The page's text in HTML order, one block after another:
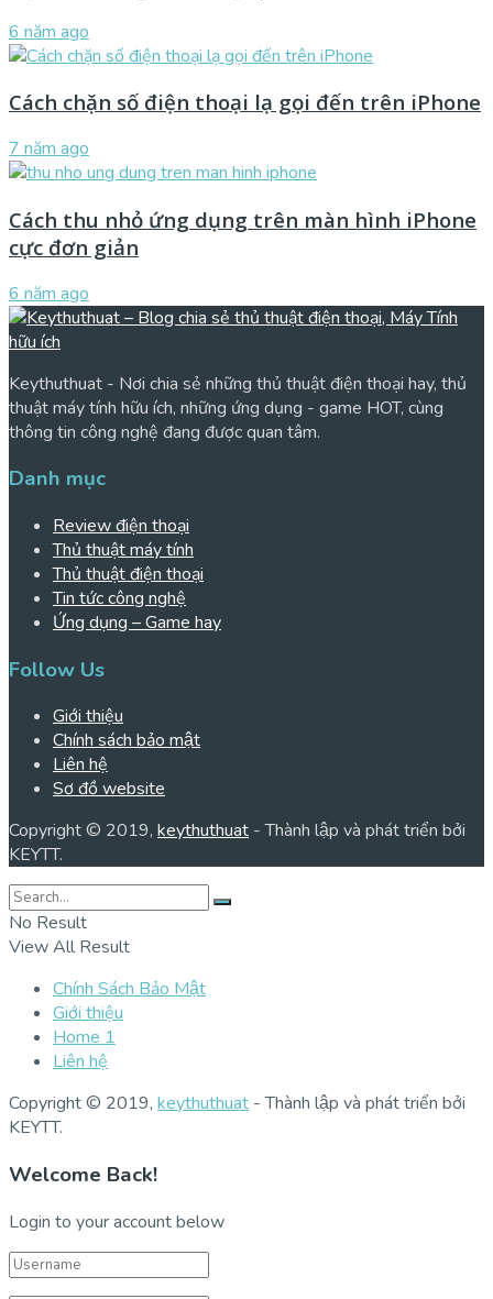
6 năm ago
Cách chặn số điện thoại lạ gọi đến trên iPhone
7 năm ago
Cách thu nhỏ ứng dụng trên màn hình iPhone
cực đơn giản
6 năm ago
Keythuthuat - Nơi chia sẻ những thủ thuật điện thoại hay, thủ
thuật máy tính hữu ích, những ứng dụng - game HOT, cùng
thông tin công nghệ đang được quan tâm.
Danh mục
Review điện thoại
Thủ thuật máy tính
Thủ thuật điện thoại
Tin tức công nghệ
Ứng dụng – Game hay
Follow Us
Giới thiệu
Chính sách bảo mật
Liên hệ
Sơ đồ website
Copyright © 2019, keythuthuat - Thành lập và phát triển bởi
KEYTT.
No Result
View All Result
Chính Sách Bảo Mật
Giới thiệu
Home 1
Liên hệ
Copyright © 2019, keythuthuat - Thành lập và phát triển bởi
KEYTT.
Welcome Back!
Login to your account below